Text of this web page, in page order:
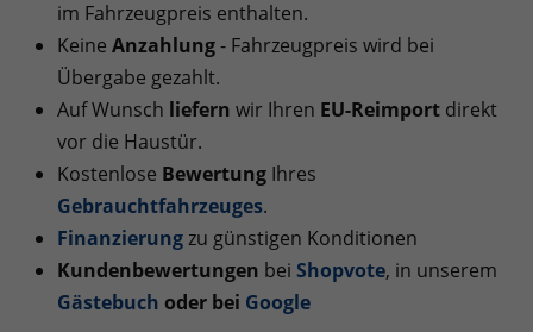
im Fahrzeugpreis enthalten.
Keine Anzahlung- Fahrzeugpreis wird bei
Übergabe gezahlt.
Auf Wunsch liefern wir Ihren EU-Reimport direkt
vor die Haustür.
Kostenlose Bewertung Ihres
Gebrauchtfahrzeuges.
Finanzierungzu günstigen Konditionen
Kundenbewertungen bei Shopvote, in unserem
Gästebuch oder bei Google